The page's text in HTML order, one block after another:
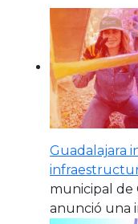
Guadalajara
municipal de
anunció una